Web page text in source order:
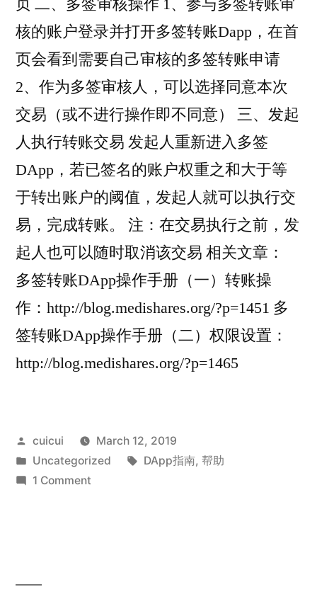
核的账户登录并打开多签转账Dapp，在首
页会看到需要自己审核的多签转账申请
2、作为多签审核人，可以选择同意本次
交易（或不进行操作即不同意） 三、发起
人执行转账交易 发起人重新进入多签
DApp，若已签名的账户权重之和大于等
于转出账户的阈值，发起人就可以执行交
易，完成转账。 注：在交易执行之前，发
起人也可以随时取消该交易 相关文章：
多签转账DApp操作手册（一）转账操
作：http://blog.medishares.org/?p=1451 多
签转账DApp操作手册（二）权限设置：
http://blog.medishares.org/?p=1465
Posted
by
cuicui
March 12, 2019
Posted
in
Uncategorized Tags:
DApp指南, 帮助
1 Commenton